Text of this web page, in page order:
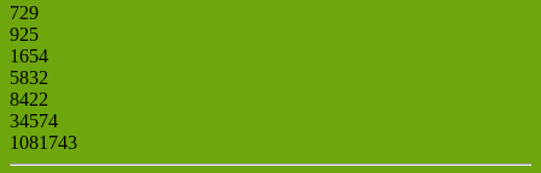
729
925
1654
5832
8422
34574
1081743